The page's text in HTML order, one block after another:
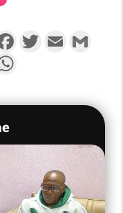
FacebookTwitterEmail